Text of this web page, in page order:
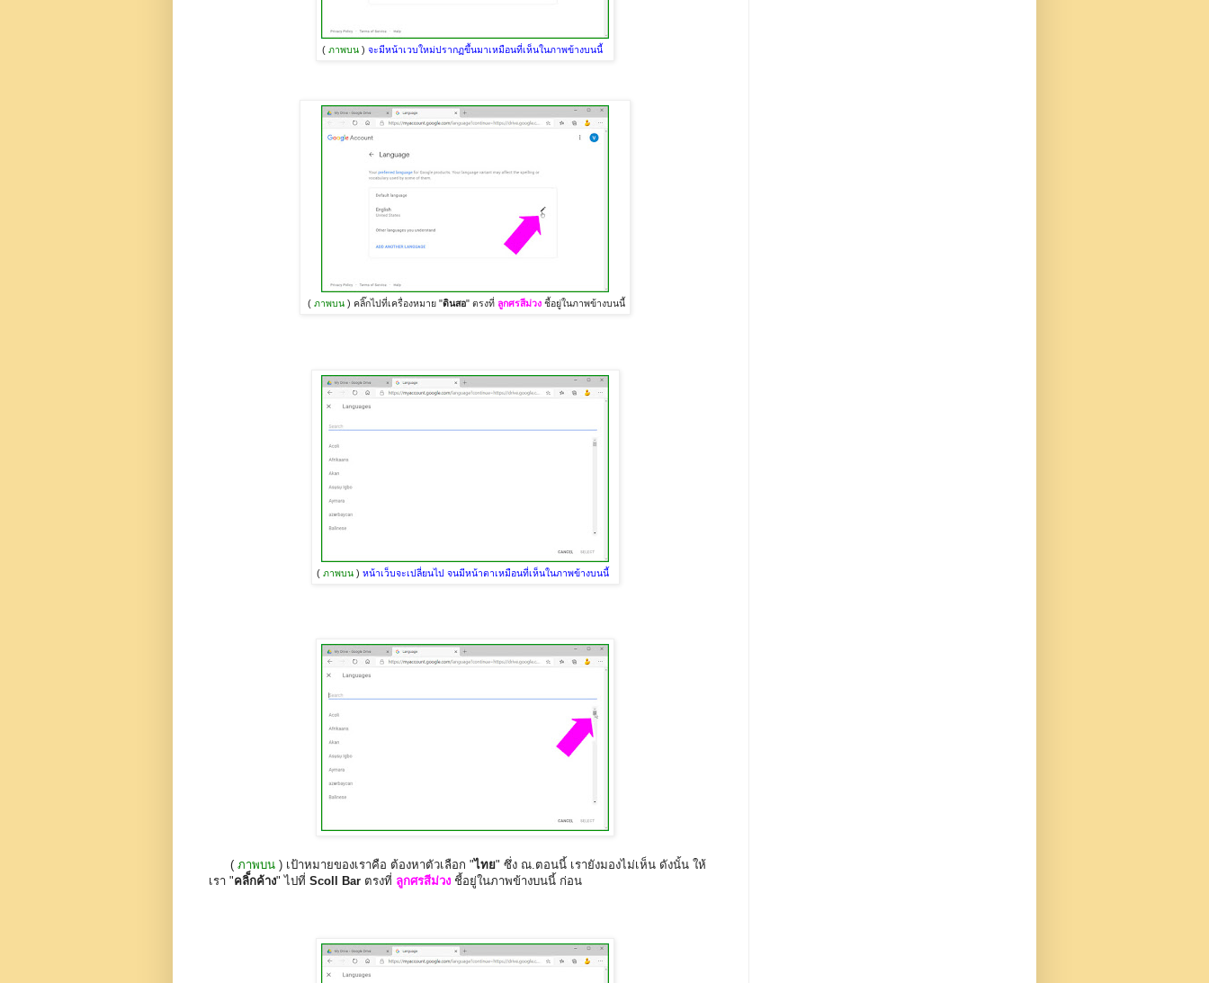
( ภาพบน ) จะมีหน้าเวบใหม่ปรากฏขึ้นมาเหมือนที่เห็นในภาพข้างบนนี้
( ภาพบน ) คลิ๊กไปที่เครื่องหมาย "ดินสอ" ตรงที่ ลูกศรสีม่วง ชี้อยู่ในภาพข้างบนนี้
( ภาพบน) หน้าเว็บจะเปลี่ยนไป จนมีหน้าตาเหมือนที่เห็นในภาพข้างบนนี้
( ภาพบน ) เป้าหมายของเราคือ ต้องหาตัวเลือก "ไทย" ซึ่ง ณ.ตอนนี้ เรายังมองไม่เห็น ดังนั้น ให้
เรา "คลิ็กค้าง" ไปที่ Scoll Bar ตรงที่ ลูกศรสีม่วง ชี้อยู่ในภาพข้างบนนี้ ก่อน